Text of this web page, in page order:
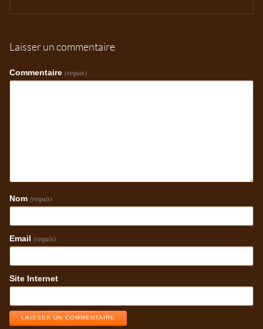
Laisser un commentaire
Commentaire (requis)
Nom (requis)
Email (requis)
Site Internet
LAISSER UN COMMENTAIRE